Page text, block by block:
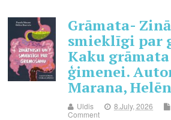
Grāmata-
smieklīgi par
Kaku
ģimenei.
Marana,
Uldis 8.July, 2026
Comment